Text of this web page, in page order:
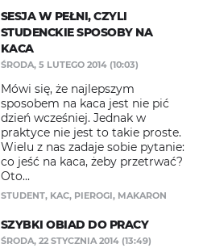
SESJA W PEŁNI, CZYLI
STUDENCKIE SPOSOBY NA
KACA
ŚRODA, 5 LUTEGO 2014 (10:03)
Mówi się, że najlepszym
sposobem na kaca jest nie pić
dzień wcześniej. Jednak w
praktyce nie jest to takie proste.
Wielu z nas zadaje sobie pytanie:
co jeść na kaca, żeby przetrwać?
Oto...
STUDENT, KAC, PIEROGI, MAKARON
SZYBKI OBIAD DO PRACY
ŚRODA, 22 STYCZNIA 2014 (13:49)